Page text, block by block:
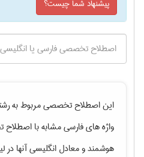
پیشنهاد شما چیست؟
این اصطلاح تخصصی مربوط به
واژه های فارسی مشابه با
هوشمندو معادل انگلیسی آنها